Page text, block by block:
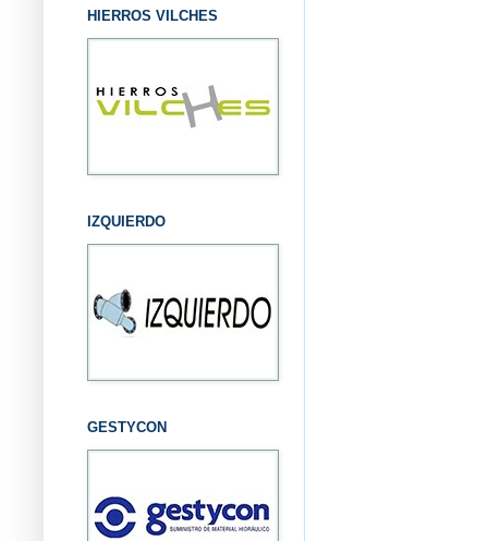
HIERROS VILCHES
IZQUIERDO
GESTYCON